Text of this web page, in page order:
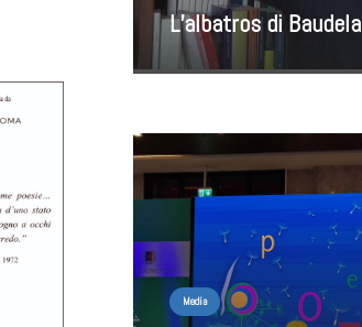
L’albatros di
Media